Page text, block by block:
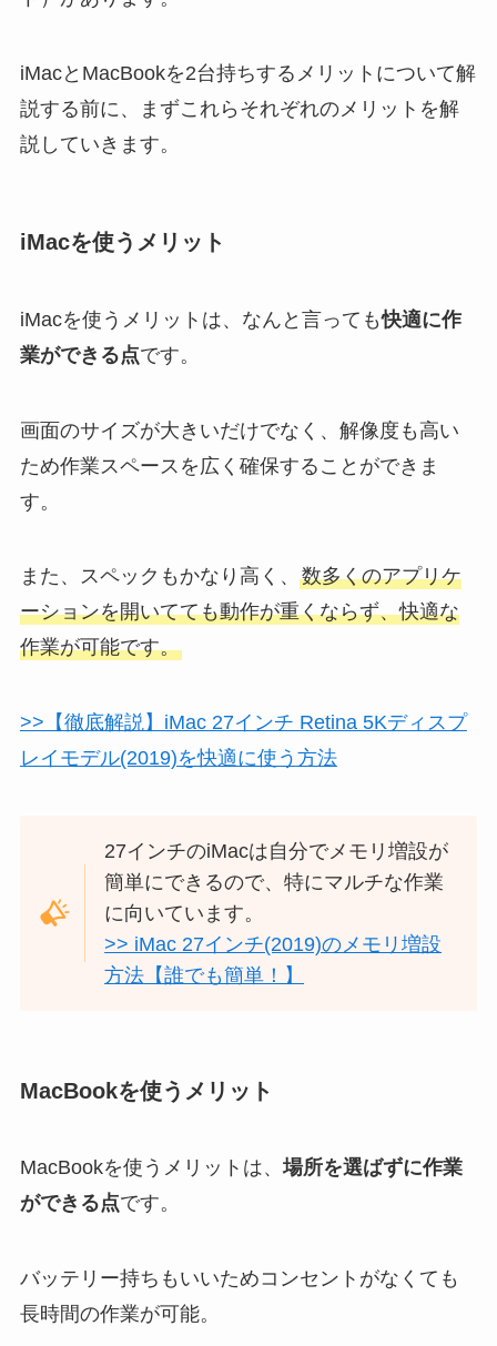
iMacとMacBookを2台持ちするメリットについて解
説する前に、まずこれらそれぞれのメリットを解
説していきます。
iMacを使うメリット
iMacを使うメリットは、なんと言っても快適に作
業ができる点です。
画面のサイズが大きいだけでなく、解像度も高い
ため作業スペースを広く確保することができま
す。
また、スペックもかなり高く、 数多くのアプリケ
ーションを開いてても動作が重くならず、快適な
作業が可能です。
>>【徹底解説】iMac 27インチ Retina 5Kディスプ
レイモデル(2019)を快適に使う方法
27インチのiMacは自分でメモリ増設が
簡単にできるので、特にマルチな作業
に向いています。
>> iMac 27インチ(2019)のメモリ増設
方法【誰でも簡単！】
MacBookを使うメリット
MacBookを使うメリットは、場所を選ばずに作業
ができる点です。
バッテリー持ちもいいためコンセントがなくても
長時間の作業が可能。